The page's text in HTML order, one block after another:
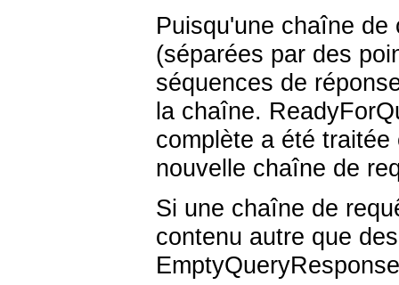
Puisqu'une chaîne
(séparées par des
séquences de
la chaîne.
complète a été
nouvelle chaîne de
Si une chaîne de
contenu autre que